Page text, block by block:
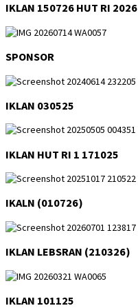
IKLAN 150726 HUT RI 2026
SPONSOR
IKLAN 030525
IKLAN HUT RI 1 171025
IKALN (010726)
IKLAN LEBSRAN (210326)
IKLAN 101125